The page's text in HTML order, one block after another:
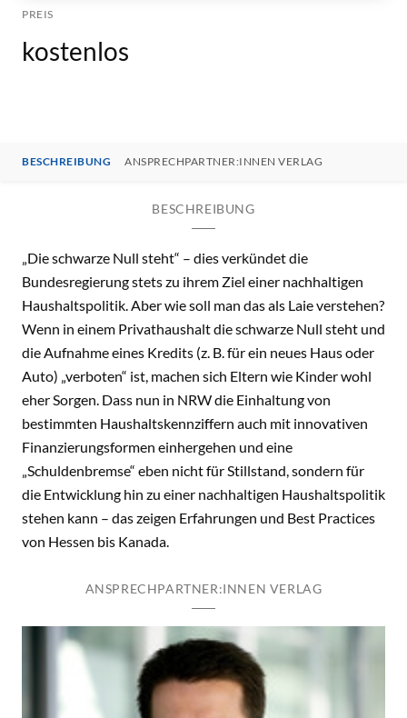
PREIS
kostenlos
BESCHREIBUNG ANSPRECHPARTNER:INNEN VERLAG
BESCHREIBUNG
„Die schwarze Null steht“ – dies verkündet die
Bundesregierung stets zu ihrem Ziel einer nachhaltigen
Haushaltspolitik. Aber wie soll man das als Laie verstehen?
Wenn in einem Privathaushalt die schwarze Null steht und
die Aufnahme eines Kredits (z. B. für ein neues Haus oder
Auto) „verboten“ ist, machen sich Eltern wie Kinder wohl
eher Sorgen. Dass nun in NRW die Einhaltung von
bestimmten Haushaltskennziffern auch mit innovativen
Finanzierungsformen einhergehen und eine
„Schuldenbremse“ eben nicht für Stillstand, sondern für
die Entwicklung hin zu einer nachhaltigen Haushaltspolitik
stehen kann – das zeigen Erfahrungen und Best Practices
von Hessen bis Kanada.
ANSPRECHPARTNER:INNEN VERLAG